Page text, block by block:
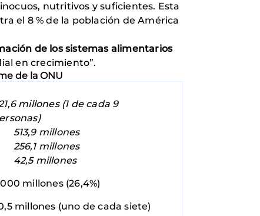
nutritivos y suficientes. Esta
el 8 % de la población de América
de los sistemas alimentarios
en crecimiento”.
de la ONU
millones (1 de cada 9
millones
millones
millones
millones (26,4%)
millones (uno de cada siete)